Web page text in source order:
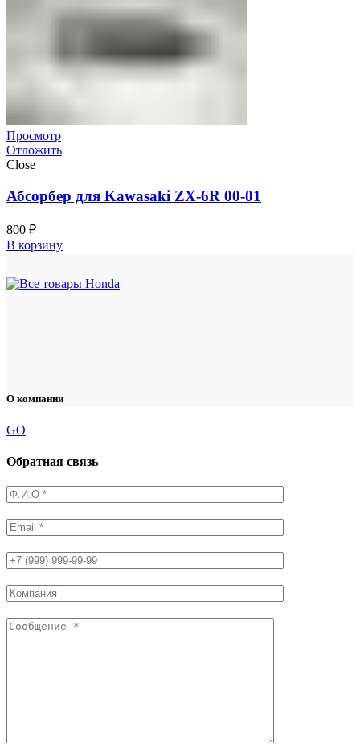
Просмотр
Отложить
Close
Абсорбер для Kawasaki ZX-6R 00-01
800 ₽
В корзину
О компании
GO
Обратная связь